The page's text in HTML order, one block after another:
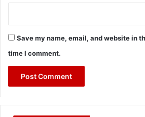
Save my name, email, and website in
time I comment.